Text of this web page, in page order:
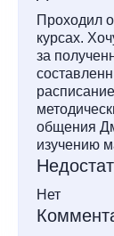
Проходил
курсах.
за
общения
изучению
Нет